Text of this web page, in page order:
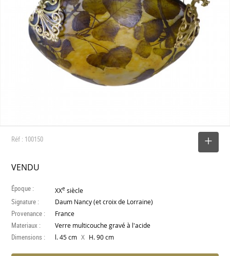
Réf : 100150
VENDU
Époque : XXe siècle
Signature : Daum Nancy (et croix de Lorraine)
Provenance : France
Materiaux : Verre multicouche gravé à l'acide
Dimensions : l. 45 cm X H. 90 cm